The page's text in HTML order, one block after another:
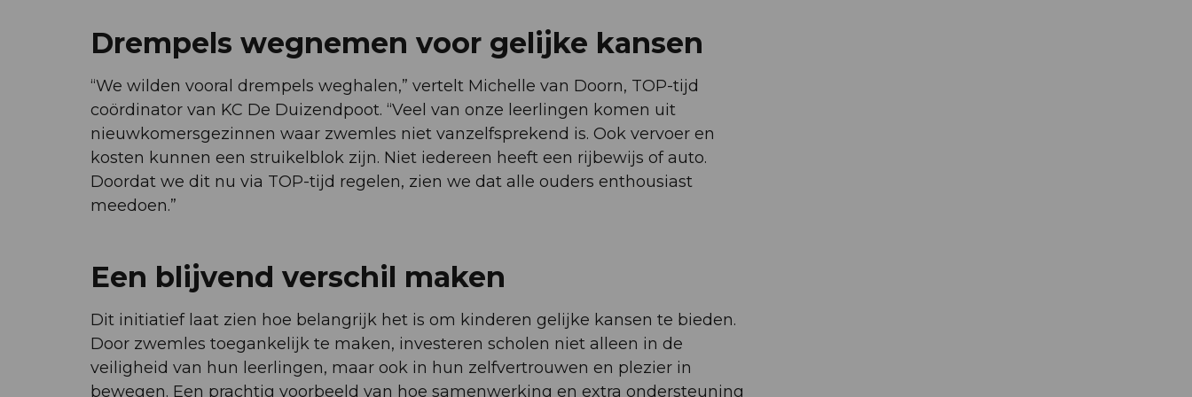
Drempels wegnemen voor gelijke kansen
“We wilden vooral drempels weghalen,” vertelt Michelle van Doorn, TOP-tijd
coördinator van KC De Duizendpoot. “Veel van onze leerlingen komen uit
nieuwkomersgezinnen waar zwemles niet vanzelfsprekend is. Ook vervoer en
kosten kunnen een struikelblok zijn. Niet iedereen heeft een rijbewijs of auto.
Doordat we dit nu via TOP-tijd regelen, zien we dat alle ouders enthousiast
meedoen.”
Een blijvend verschil maken
Dit initiatief laat zien hoe belangrijk het is om kinderen gelijke kansen te bieden.
Door zwemles toegankelijk te maken, investeren scholen niet alleen in de
veiligheid van hun leerlingen, maar ook in hun zelfvertrouwen en plezier in
bewegen. Een prachtig voorbeeld van hoe samenwerking en extra ondersteuning